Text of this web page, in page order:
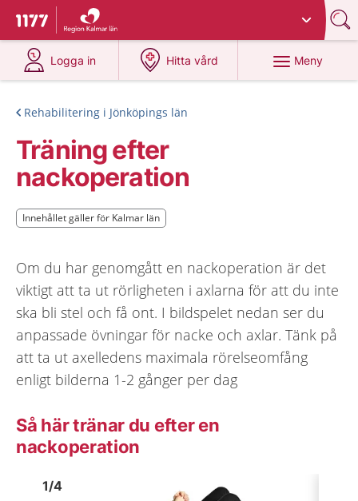
Till startsidan för 1177
Du har valt region
Logga in
på 1177.se
Hitta vård
på 1177.se
Meny
Rehabilitering i Jönköpings län
Träning efter
nackoperation
Innehållet gäller för Kalmar län
Innehållet gäller för Kalmar län
Om du har genomgått en nackoperation är det
viktigt att ta ut rörligheten i axlarna för att du inte
ska bli stel och få ont. I bildspelet nedan ser du
anpassade övningar för nacke och axlar. Tänk på
att ta ut axelledens maximala rörelseomfång
enligt bilderna 1-2 gånger per dag
Så här tränar du efter en
nackoperation
Bild1
1/4